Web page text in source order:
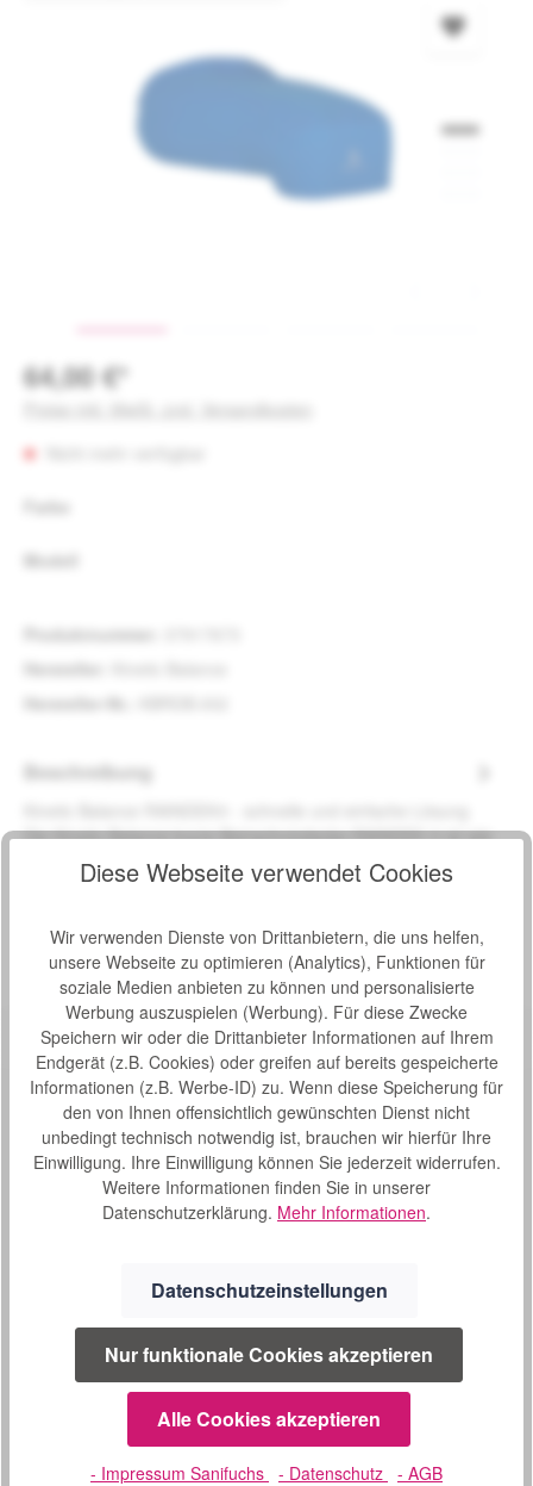
64,00 €*
Preise inkl. MwSt. zzgl. Versandkosten
Farbe
Modell
Produktnummer:
Hersteller:
Hersteller-Nr.:
Beschreibung
Die Kinetic Balance kurze Beinschutzdecke RAINDEK ® ist wie
eine Reg…
Mehr
Montag bis Donnerstag
und Freitag 08:30 bis 14:00 Uhr
Oder über unserKontaktformular.
Vertrag widerrufen
Diese Webseite verwendet Cookies
Wir verwenden Dienste von Drittanbietern, die uns helfen,
unsere Webseite zu optimieren (Analytics), Funktionen für
soziale Medien anbieten zu können und personalisierte
Werbung auszuspielen (Werbung). Für diese Zwecke
Speichern wir oder die Drittanbieter Informationen auf Ihrem
Endgerät (z.B. Cookies) oder greifen auf bereits gespeicherte
Informationen (z.B. Werbe-ID) zu. Wenn diese Speicherung für
den von Ihnen offensichtlich gewünschten Dienst nicht
unbedingt technisch notwendig ist, brauchen wir hierfür Ihre
Einwilligung. Ihre Einwilligung können Sie jederzeit widerrufen.
Weitere Informationen finden Sie in unserer
Datenschutzerklärung. Mehr Informationen.
Datenschutzeinstellungen
Nur funktionale Cookies akzeptieren
Alle Cookies akzeptieren
- Impressum Sanifuchs - Datenschutz - AGB